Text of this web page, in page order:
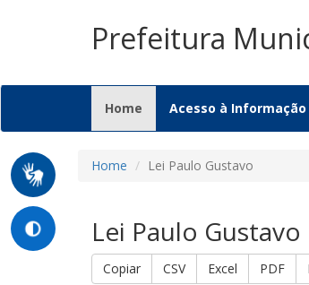
Prefeitura
Home (current)
Acesso à Informação
Home Lei Paulo Gustavo
Lei Paulo Gustavo
Copiar CSV Excel PDF